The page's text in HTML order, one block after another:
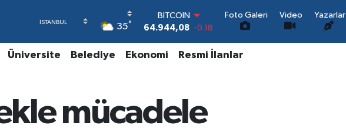
35°
BITCOIN
64.944,08 -0.18
47,7436 0.18
64,4811
GRAM ALTIN
6660.55
0.03
Foto Galeri Video Yazarlar
Üniversite Belediye Ekonomi Resmi İlanlar
mücadele